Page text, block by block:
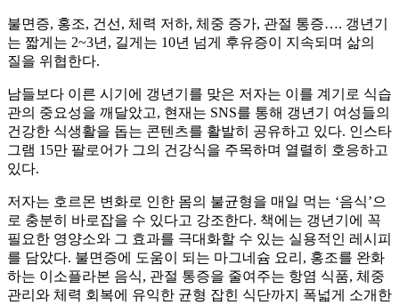
불면증, 홍조, 건선, 체력 저하, 체중 증가, 관절 통증…. 갱년기
는 짧게는 2~3년, 길게는 10년 넘게 후유증이 지속되며 삶의
질을 위협한다.
남들보다 이른 시기에 갱년기를 맞은 저자는 이를 계기로 식습
관의 중요성을 깨달았고, 현재는 SNS를 통해 갱년기 여성들의
건강한 식생활을 돕는 콘텐츠를 활발히 공유하고 있다. 인스타
그램 15만 팔로어가 그의 건강식을 주목하며 열렬히 호응하고
있다.
저자는 호르몬 변화로 인한 몸의 불균형을 매일 먹는 ‘음식’으
로 충분히 바로잡을 수 있다고 강조한다. 책에는 갱년기에 꼭
필요한 영양소와 그 효과를 극대화할 수 있는 실용적인 레시피
를 담았다. 불면증에 도움이 되는 마그네슘 요리, 홍조를 완화
하는 이소플라본 음식, 관절 통증을 줄여주는 항염 식품, 체중
관리와 체력 회복에 유익한 균형 잡힌 식단까지 폭넓게 소개한